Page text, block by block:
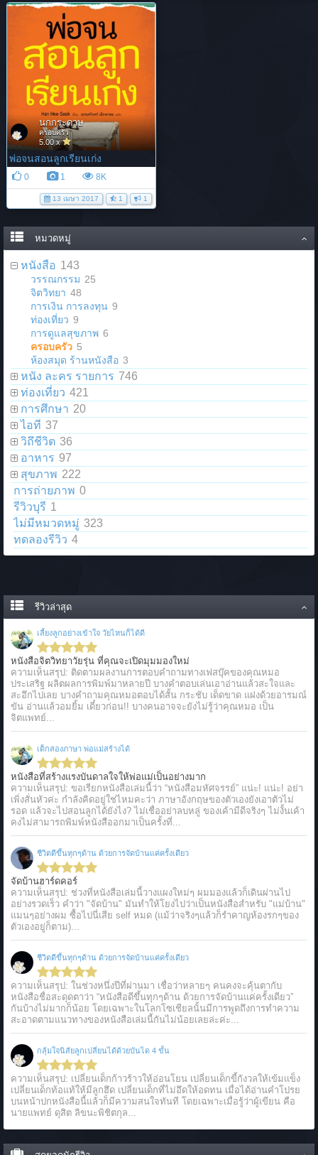
นกกระดาษ
ครอบครัว
5.00 x
พ่อจนสอนลูกเรียนเก่ง
0 1 8K
13 เมษา 2017 1 1
หมวดหมู่
หนังสือ 143
วรรณกรรม 25
จิตวิทยา 48
การเงิน การลงทุน 9
ท่องเที่ยว 9
การดูแลสุขภาพ 6
ครอบครัว 5
ห้องสมุด ร้านหนังสือ 3
หนัง ละคร รายการ 746
ท่องเที่ยว 421
การศึกษา 20
ไอที 37
วิถึชีวิต 36
อาหาร 97
สุขภาพ 222
การถ่ายภาพ 0
รีวิวบุรี 1
ไม่มีหมวดหมู่ 323
ทดลองรีวิว 4
รีวิวล่าสุด
เลี้ยงลูกอย่างเข้าใจ วัยไหนก็ได้ดี
หนังสือจิตวิทยาวัยรุ่น ที่คุณจะเปิดมุมมองใหม่
ความเห็นสรุป: ติดตามผลงานการตอบคำถามทางเฟสบุ๊คของคุณหมอ
ประเสริฐ ผลิตผลการพิมพ์มาหลายปี บางคำตอบเล่นเอาอ่านแล้วสะใจและ
สะอึกไปเลย บางคำถามคุณหมอตอบได้สั้น กระชับ เด็ดขาด แฝงด้วยอารมณ์
ขัน อ่านแล้วอมยิ้ม เดี๋ยวก่อน!! บางคนอาจจะยังไม่รู้ว่าคุณหมอ เป็น
จิตแพทย์...
เด็กสองภาษา พ่อแม่สร้างได้
หนังสือที่สร้างแรงบันดาลใจให้พ่อแม่เป็นอย่างมาก
ความเห็นสรุป: ขอเรียกหนังสือเล่มนี้ว่า “หนังสือมหัศจรรย์” แน่ะ! แน่ะ! อย่า
เพิ่งสั่นหัวค่ะ กำลังคิดอยู่ใช่ไหมคะว่า ภาษาอังกฤษของตัวเองยังเอาตัวไม่
รอด แล้วจะไปสอนลูกได้ยังไง? ไม่เชื่ออย่าลบหลู่ ของเค้ามีดีจริงๆ ไม่งั้นเค้า
คงไม่สามารถพิมพ์หนังสืออกมาเป็นครั้งที่...
ชีวิตดีขึ้นทุกๆด้าน ด้วยการจัดบ้านแค่ครั้งเดียว
จัดบ้านฮาร์ดคอร์
ความเห็นสรุป: ช่วงที่หนังสือเล่มนี้วางแผงใหม่ๆ ผมมองแล้วก็เดินผ่านไป
อย่างรวดเร็ว คำว่า "จัดบ้าน" มันทำให้โยงไปว่าเป็นหนังสือสำหรับ "แม่บ้าน"
แมนๆอย่างผม ซื้อไปนี่เสีย self หมด (แม้ว่าจริงๆแล้วก็รำคาญห้องรกๆของ
ตัวเองอยู่ก็ตาม)...
ชีวิตดีขึ้นทุกๆด้าน ด้วยการจัดบ้านแค่ครั้งเดียว
ความเห็นสรุป: ในช่วงหนึ่งปีที่ผ่านมา เชื่อว่าหลายๆ คนคงจะคุ้นตากับ
หนังสือชื่อสะดุดตาว่า “หนังสือดีขึ้นทุกๆด้าน ด้วยการจัดบ้านแค่ครั้งเดียว”
กันบ้างไม่มากก็น้อย โดยเฉพาะในโลกโซเชียลนั้นมีการพูดถึงการทำความ
สะอาดตามแนวทางของหนังสือเล่มนี้กันไม่น้อยเลยล่ะค่ะ...
กลุ้มใจนิสัยลูกเปลี่ยนได้ด้วยบันได 4 ขั้น
ความเห็นสรุป: เปลี่ยนเด็กก้าวร้าวให้อ่อนโยน เปลี่ยนเด็กขี้กังวลให้เข้มแข็ง
เปลี่ยนเด็กท้อแท้ให้มีลูกฮึด เปลี่ยนเด็กที่ไม่อึดให้อดทน เมื่อได้อ่านคำโปรย
บนหน้าปกหนังสือนี้แล้วก็มีความสนใจทันที โดยเฉพาะเมื่อรู้ว่าผู้เขียน คือ
นายแพทย์ ดุสิต ลิขนะพิชิตกุล...